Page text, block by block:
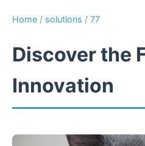
Home / solutions / 77
Discover the
Innovation